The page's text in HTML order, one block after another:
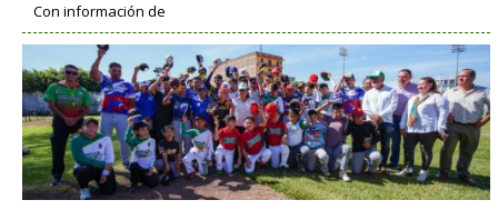
Con información de